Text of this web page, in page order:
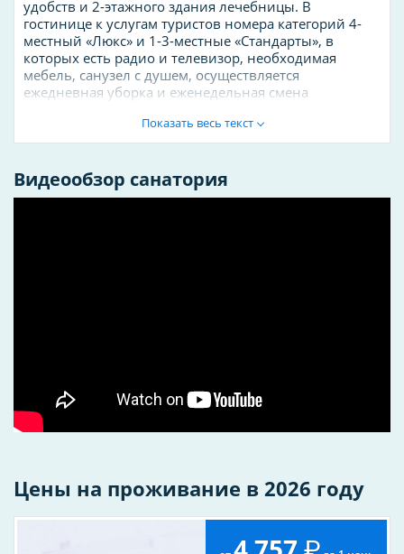
удобств и 2-этажного здания лечебницы. В
гостинице к услугам туристов номера категорий 4-
местный «Люкс» и 1-3-местные «Стандарты», в
которых есть радио и телевизор, необходимая
мебель, санузел с душем, осуществляется
ежедневная уборка и еженедельная смена
также холодильники и электрочайники. Также
отдыхающие могут взять напрокат утюги и другую
Всем отдыхающим в санатории предлагается
переодевания, лежаки и туалет.
Показать весь текст
Видеообзор санатория
Цены на проживание в 2026 году